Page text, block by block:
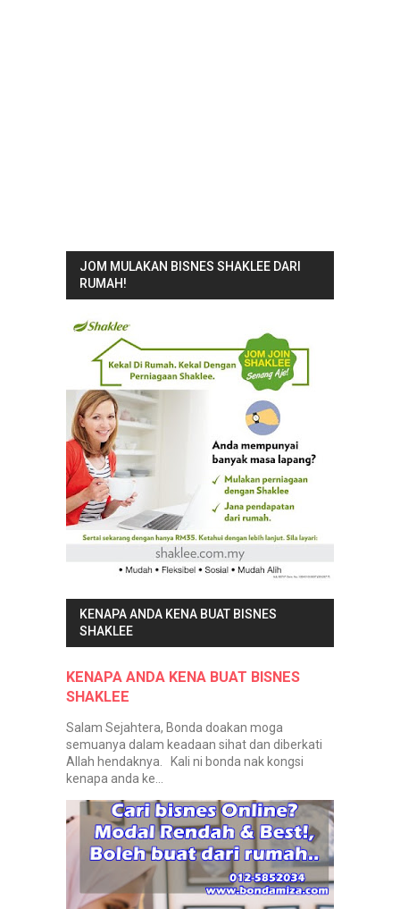
JOM MULAKAN BISNES SHAKLEE DARI
RUMAH!
KENAPA ANDA KENA BUAT BISNES
SHAKLEE
KENAPA ANDA KENA BUAT BISNES
SHAKLEE
Salam Sejahtera, Bonda doakan moga
semuanya dalam keadaan sihat dan diberkati
Allah hendaknya. Kali ni bonda nak kongsi
kenapa anda ke...